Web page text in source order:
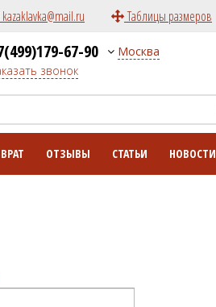
kazaklavka@mail.ru Таблицы размеров
67-90
звонок
Москва
ОТЗЫВЫ СТАТЬИ НОВОСТИ